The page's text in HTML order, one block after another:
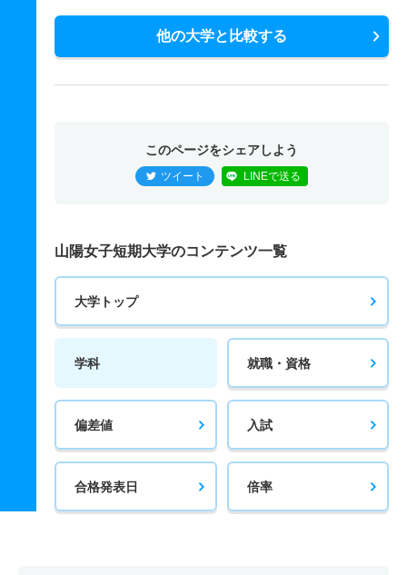
他の大学と比較する
このページをシェアしよう
ツイート LINEで送る
山陽女子短期大学のコンテンツ一覧
大学トップ
学科 就職・資格
偏差値 入試
合格発表日 倍率